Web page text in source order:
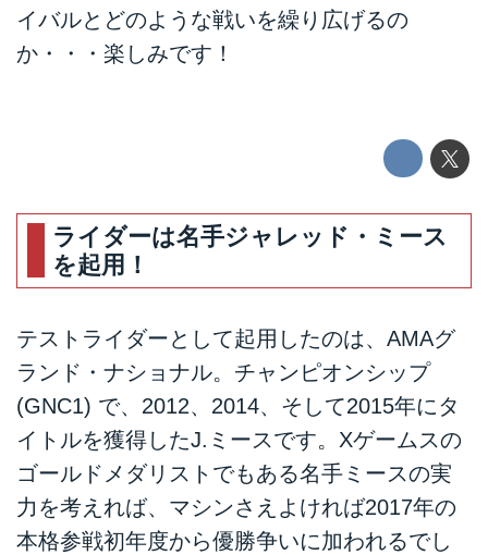
イバルとどのような戦いを繰り広げるの
か・・・楽しみです！
ライダーは名手ジャレッド・ミース
を起用！
テストライダーとして起用したのは、AMAグ
ランド・ナショナル。チャンピオンシップ
(GNC1) で、2012、2014、そして2015年にタ
イトルを獲得したJ.ミースです。Xゲームスの
ゴールドメダリストでもある名手ミースの実
力を考えれば、マシンさえよければ2017年の
本格参戦初年度から優勝争いに加われるでし